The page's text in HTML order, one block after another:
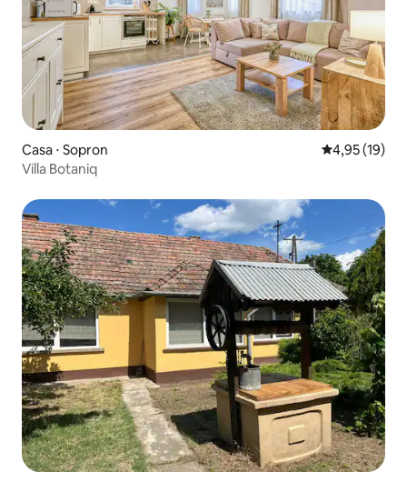
Casa ⋅ Sopron 4,95 de uma
4,95 (19)
Villa Botaniq